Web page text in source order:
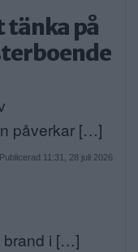
på
påverkar […]
Publicerad 11:31, 28 juli 2026
brand i […]